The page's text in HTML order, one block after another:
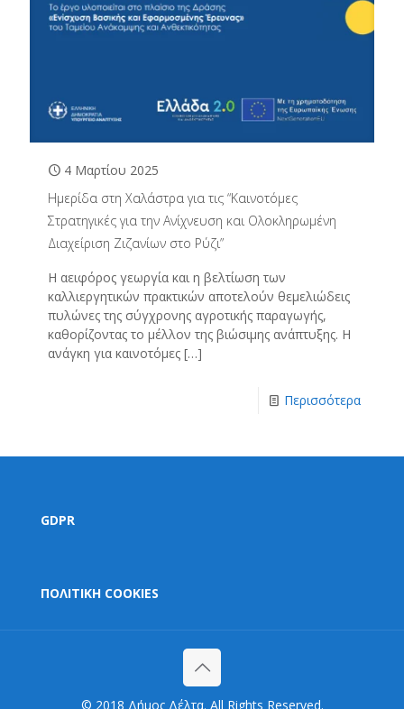
4 Μαρτίου 2025
Ημερίδα στη Χαλάστρα για τις “Καινοτόμες
Στρατηγικές για την Ανίχνευση και Ολοκληρωμένη
Διαχείριση Ζιζανίων στο Ρύζι”
Η αειφόρος γεωργία και η βελτίωση των
καλλιεργητικών πρακτικών αποτελούν θεμελιώδεις
πυλώνες της σύγχρονης αγροτικής παραγωγής,
καθορίζοντας το μέλλον της βιώσιμης ανάπτυξης. Η
ανάγκη για καινοτόμες […]
Περισσότερα
GDPR
ΠΟΛΙΤΙΚΗ COOKIES
© 2018 Δήμος Δέλτα. All Rights Reserved.